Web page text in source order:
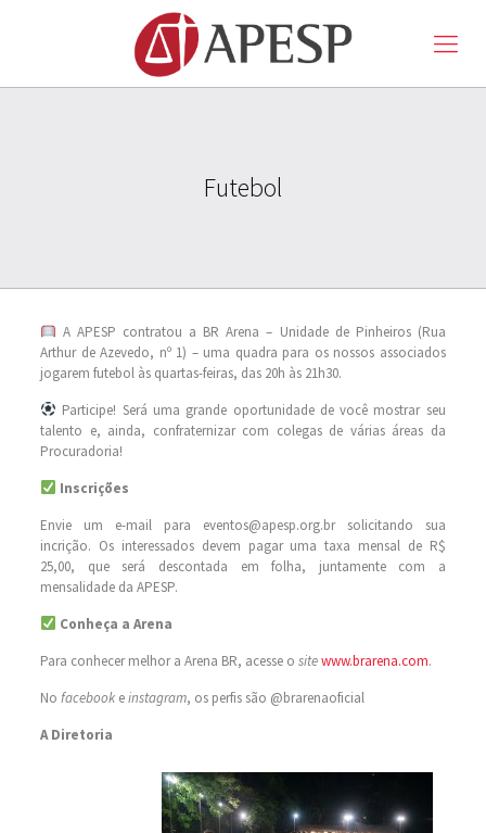
Futebol
A APESP contratou a BR Arena – Unidade de Pinheiros (Rua
Arthur de Azevedo, nº 1) – uma quadra para os nossos associados
jogarem futebol às quartas-feiras, das 20h às 21h30.
Participe! Será uma grande oportunidade de você mostrar seu
talento e, ainda, confraternizar com colegas de várias áreas da
Procuradoria!
Inscrições
Envie um e-mail para eventos@apesp.org.br solicitando sua
incrição. Os interessados devem pagar uma taxa mensal de R$
25,00, que será descontada em folha, juntamente com a
mensalidade da APESP.
Conheça a Arena
Para conhecer melhor a Arena BR, acesse ositewww.brarena.com.
Nofacebook einstagram, os perfis são @brarenaoficial
A Diretoria